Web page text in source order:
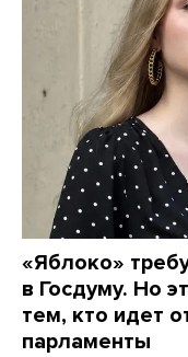
«Яблоко»
в Госдуму. Но
тем, кто идет
парламенты